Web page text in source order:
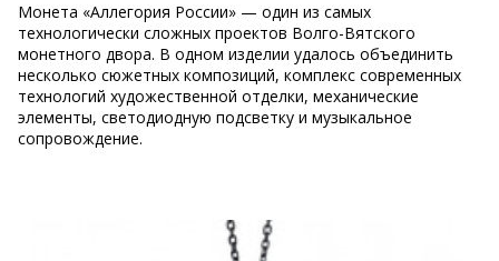
Монета «Аллегория России» — один из самых
технологически сложных проектов Волго-Вятского
монетного двора. В одном изделии удалось объединить
несколько сюжетных композиций, комплекс современных
технологий художественной отделки, механические
элементы, светодиодную подсветку и музыкальное
сопровождение.